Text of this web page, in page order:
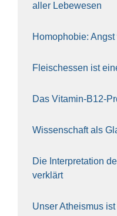
aller Lebe­we­sen
Homo­pho­bie:
Fleisch­essen ist
Das Vit­amin-B12-
Wis­sen­schaft als
Die Inter­pre­ta­ti­on
ver­klärt
Unser Athe­is­mus